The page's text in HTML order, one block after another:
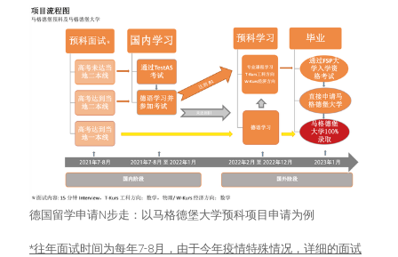
德国留学申请N步走：以马格德堡大学预科项目申请为例
*往年面试时间为每年7-8月，由于今年疫情特殊情况，详细的面试